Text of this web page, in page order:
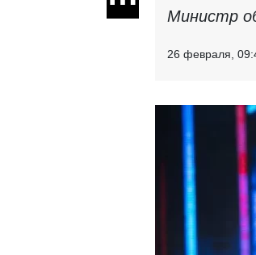
Министр
26 февраля,